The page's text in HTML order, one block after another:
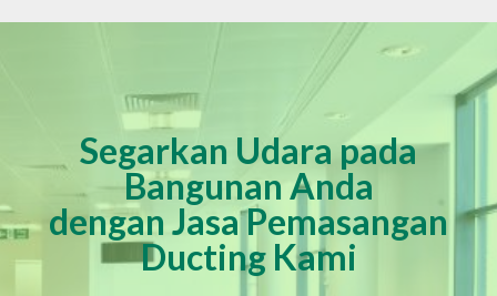
Segarkan Udara pada
Bangunan Anda
dengan Jasa Pemasangan
Ducting Kami